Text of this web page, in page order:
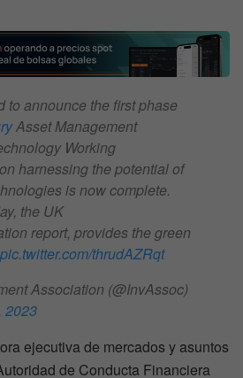
to announce the first phase
Asset Management
Working
harnessing the potential of
is now complete.
the UK
report, provides the green
pic.twitter.com/thrudAZRqt
Association (@InvAssoc)
2023
ejecutiva de mercados y asuntos
de Conducta Financiera